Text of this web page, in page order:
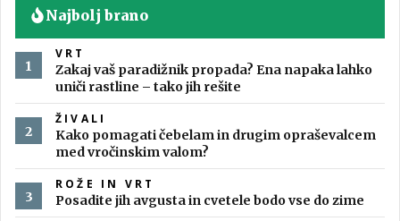
Najbolj brano
VRT
Zakaj vaš paradižnik propada? Ena napaka lahko
uniči rastline – tako jih rešite
ŽIVALI
Kako pomagati čebelam in drugim opraševalcem
med vročinskim valom?
ROŽE IN VRT
Posadite jih avgusta in cvetele bodo vse do zime